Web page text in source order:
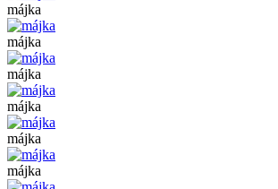
májka
májka
májka
májka
májka
májka